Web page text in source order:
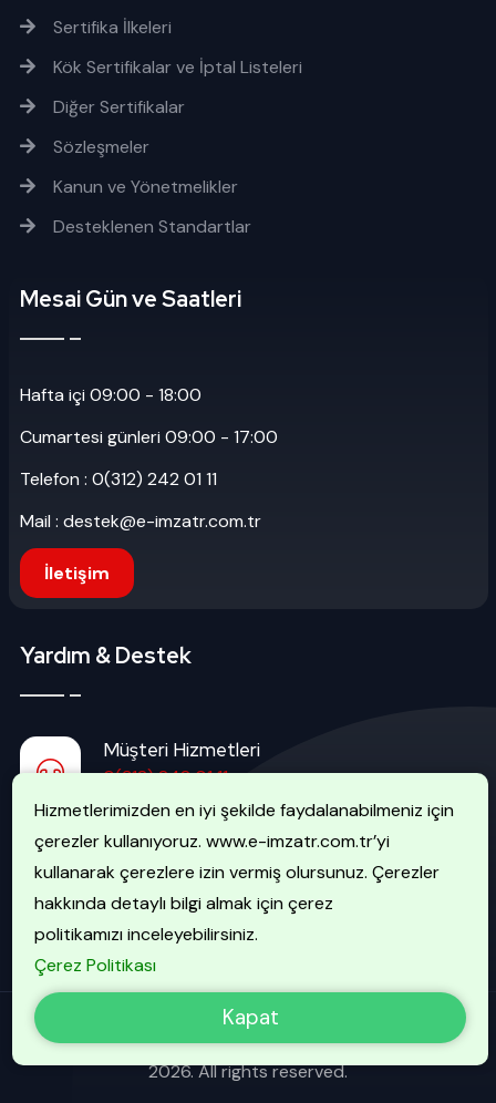
Sertifika İlkeleri
Kök Sertifikalar ve İptal Listeleri
Diğer Sertifikalar
Sözleşmeler
Kanun ve Yönetmelikler
Desteklenen Standartlar
Mesai Gün ve Saatleri
Hafta içi 09:00 - 18:00
Cumartesi günleri 09:00 - 17:00
Telefon : 0(312) 242 01 11
Mail : destek@e-imzatr.com.tr
İletişim
Yardım & Destek
Müşteri Hizmetleri
0(312) 242 01 11
İptal Hattı
0(507) 740 51 51
EİMZATR Bilgi Güvenliği Hizmetleri A.Ş. - Copyright 2013 -
2026. All rights reserved.
Hizmetlerimizden en iyi şekilde faydalanabilmeniz için
çerezler kullanıyoruz. www.e-imzatr.com.tr’yi
kullanarak çerezlere izin vermiş olursunuz. Çerezler
hakkında detaylı bilgi almak için çerez
politikamızı inceleyebilirsiniz.
Çerez Politikası
Kapat